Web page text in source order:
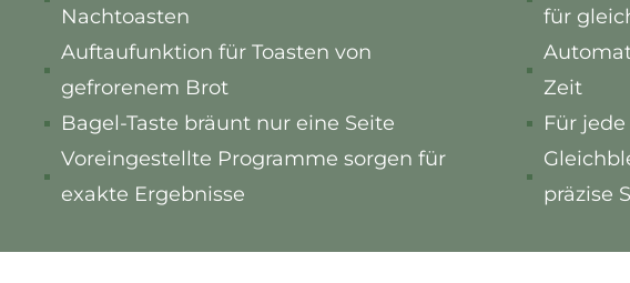
Nachtoasten
Auftaufunktion für Toasten von
gefrorenem Brot
Bagel-Taste bräunt nur eine Seite
Voreingestellte Programme sorgen für
exakte Ergebnisse
für
Zeit
Für
präzise